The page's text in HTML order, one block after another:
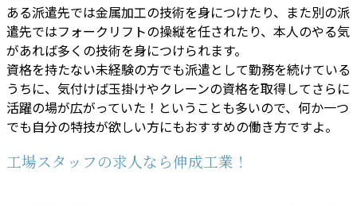
ある派遣先では金属加工の技術を身につけたり、また別の派
遣先ではフォークリフトの操縦を任されたり、本人のやる気
があれば多くの技術を身につけられます。
資格を持たない未経験の方でも派遣として勤務を続けている
うちに、気付けば玉掛けやクレーンの資格を取得してさらに
活躍の場が広がっていた！ということも多いので、何か一つ
でも自分の特技が欲しい方にもおすすめの働き方ですよ。
工場スタッフの求人なら伸成工業！